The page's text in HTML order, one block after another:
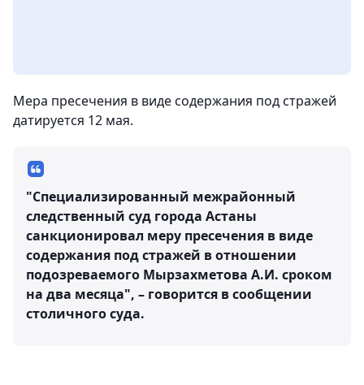
Мера пресечения в виде содержания под стражей
датируется 12 мая.
"Специализированный межрайонный
следственный суд города Астаны
санкционировал меру пресечения в виде
содержания под стражей в отношении
подозреваемого Мырзахметова А.И. сроком
на два месяца", – говорится в сообщении
столичного суда.